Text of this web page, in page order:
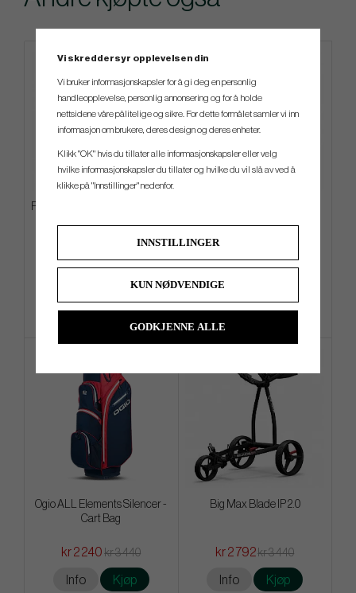
Limited edition
Ping Hoofer Ltd Mosaic - Carry
Kjøp Info
Ogio ALL Elements Silencer -
Cart Bag
kr 2 240 kr 3 440
Info Kjøp
Big Max Blade IP 2.0
kr 2 792kr 3 440
Info Kjøp
Vi skreddersyr opplevelsen din
Vi bruker informasjonskapsler for å gi deg en personlig
handleopplevelse, personlig annonsering og for å holde
nettsidene våre pålitelige og sikre. For dette formålet samler vi inn
informasjon om brukere, deres design og deres enheter.
Klikk "OK" hvis du tillater alle informasjonskapsler eller velg
hvilke informasjonskapsler du tillater og hvilke du vil slå av ved å
klikke på "Innstillinger" nedenfor.
INNSTILLINGER
KUN NØDVENDIGE
GODKJENNE ALLE